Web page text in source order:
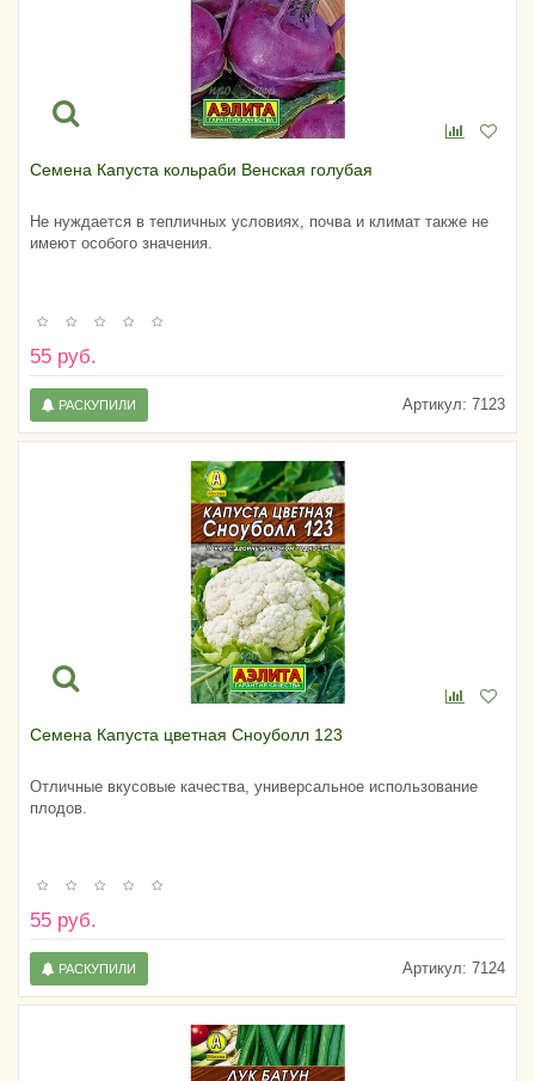
Семена Капуста кольраби Венская голубая
Не нуждается в тепличных условиях, почва и климат также не
имеют особого значения.
55 руб.
Артикул: 7123
РАСКУПИЛИ
Семена Капуста цветная Сноуболл 123
Отличные вкусовые качества, универсальное использование
плодов.
55 руб.
Артикул: 7124
РАСКУПИЛИ